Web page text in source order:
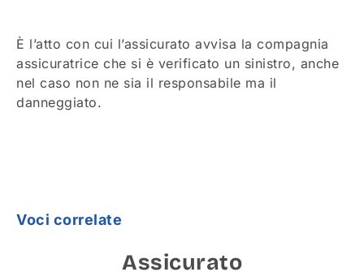
È l’atto con cui l’assicurato avvisa la compagnia
assicuratrice che si è verificato un sinistro, anche
nel caso non ne sia il responsabile ma il
danneggiato.
Voci correlate
Assicurato